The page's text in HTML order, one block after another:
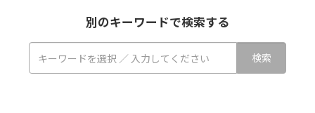
別のキーワードで検索する